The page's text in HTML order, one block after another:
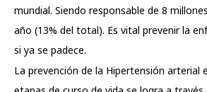
mundial. Siendo responsable de 8
año (13% del total). Es vital prevenir la
si ya se padece.
La prevención de la Hipertensión arterial